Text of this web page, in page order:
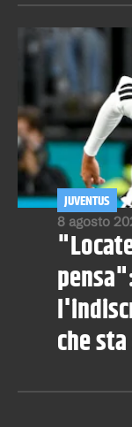
8 agosto
JUVENTUS
che